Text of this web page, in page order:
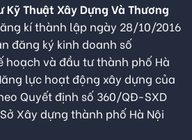
Kỹ Thuật Xây Dựng Và Thương
kí thành lập ngày 28/10/2016
đăng ký kinh doanh số
hoạch và đầu tư thành phố Hà
lực hoạt động xây dựng của
Quyết định số 360/QĐ-SXD
Xây dựng thành phố Hà Nội